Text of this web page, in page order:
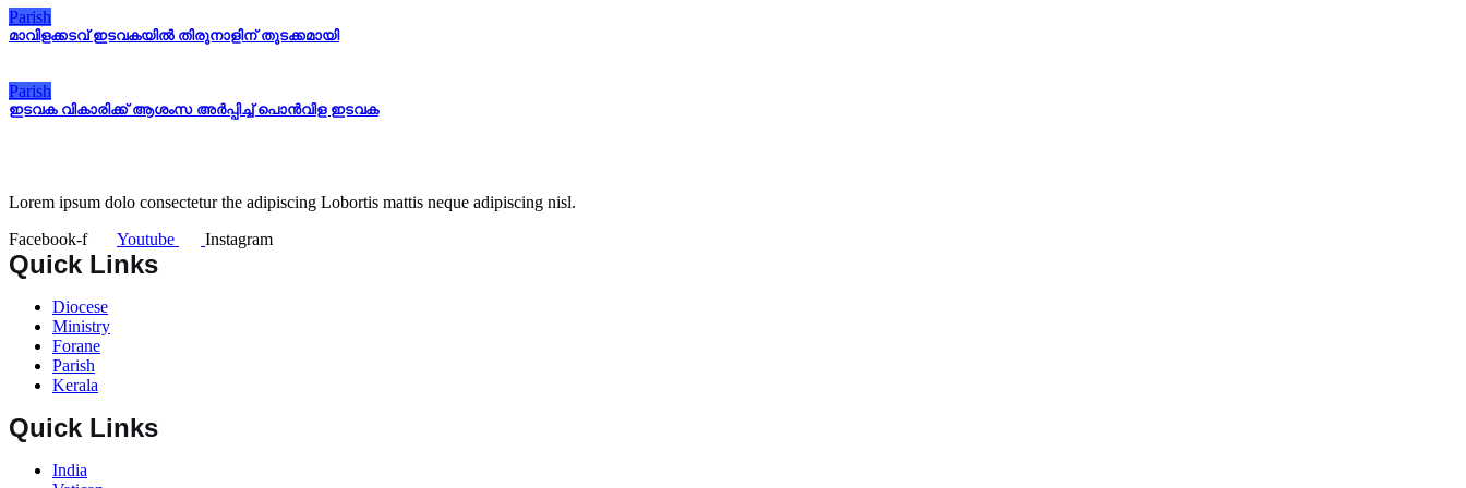
Parish
മാവിളക്കടവ് ഇടവകയിൽ തിരുനാളിന് തുടക്കമായി
Parish
ഇടവക വികാരിക്ക് ആശംസ അർപ്പിച്ച് പൊൻവിള ഇടവക
Lorem ipsum dolo consectetur the adipiscing Lobortis mattis neque adipiscing nisl.
Facebook-f
Youtube Instagram
Quick Links
Diocese
Ministry
Forane
Parish
Kerala
Quick Links
India